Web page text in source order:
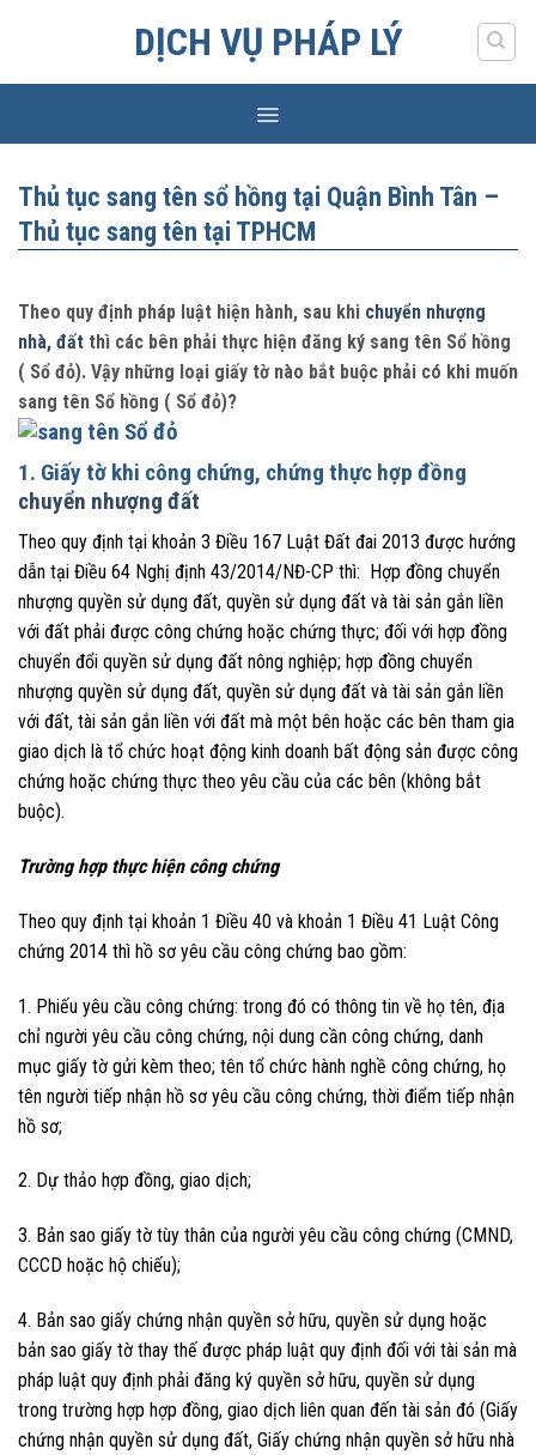
DỊCH VỤ PHÁP LÝ
Thủ tục sang tên sổ hồng tại Quận Bình Tân –
Thủ tục sang tên tại TPHCM
Theo quy định pháp luật hiện hành, sau khi chuyển nhượng
nhà, đất thì các bên phải thực hiện đăng ký sang tên Sổ hồng
( Sổ đỏ). Vậy những loại giấy tờ nào bắt buộc phải có khi muốn
sang tên Sổ hồng ( Sổ đỏ)?
1. Giấy tờ khi công chứng, chứng thực hợp đồng
chuyển nhượng đất
Theo quy định tại khoản 3 Điều 167 Luật Đất đai 2013 được hướng
dẫn tại Điều 64 Nghị định 43/2014/NĐ-CP thì: Hợp đồng chuyển
nhượng quyền sử dụng đất, quyền sử dụng đất và tài sản gắn liền
với đất phải được công chứng hoặc chứng thực; đối với hợp đồng
chuyển đổi quyền sử dụng đất nông nghiệp; hợp đồng chuyển
nhượng quyền sử dụng đất, quyền sử dụng đất và tài sản gắn liền
với đất, tài sản gắn liền với đất mà một bên hoặc các bên tham gia
giao dịch là tổ chức hoạt động kinh doanh bất động sản được công
chứng hoặc chứng thực theo yêu cầu của các bên (không bắt
buộc).
Trường hợp thực hiện công chứng
Theo quy định tại khoản 1 Điều 40 và khoản 1 Điều 41 Luật Công
chứng 2014 thì hồ sơ yêu cầu công chứng bao gồm:
1. Phiếu yêu cầu công chứng: trong đó có thông tin về họ tên, địa
chỉ người yêu cầu công chứng, nội dung cần công chứng, danh
mục giấy tờ gửi kèm theo; tên tổ chức hành nghề công chứng, họ
tên người tiếp nhận hồ sơ yêu cầu công chứng, thời điểm tiếp nhận
hồ sơ;
2. Dự thảo hợp đồng, giao dịch;
3. Bản sao giấy tờ tùy thân của người yêu cầu công chứng (CMND,
CCCD hoặc hộ chiếu);
4. Bản sao giấy chứng nhận quyền sở hữu, quyền sử dụng hoặc
bản sao giấy tờ thay thế được pháp luật quy định đối với tài sản mà
pháp luật quy định phải đăng ký quyền sở hữu, quyền sử dụng
trong trường hợp hợp đồng, giao dịch liên quan đến tài sản đó (Giấy
chứng nhận quyền sử dụng đất, Giấy chứng nhận quyền sở hữu nhà